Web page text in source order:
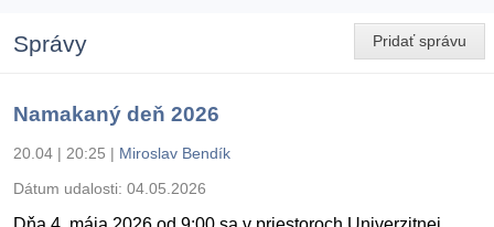
Pridať správu
Správy
Namakaný deň 2026
20.04 | 20:25 | Miroslav Bendík
Dátum udalosti: 04.05.2026